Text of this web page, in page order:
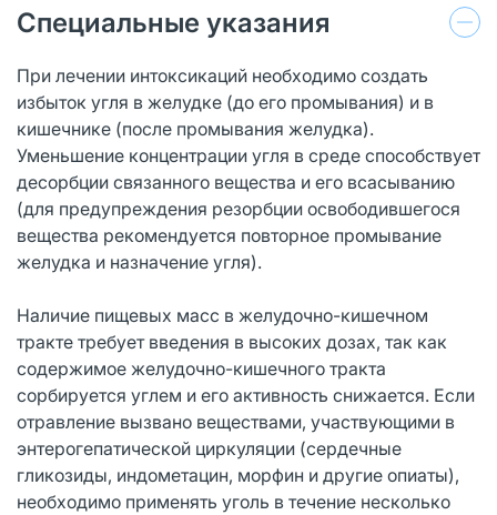
Специальные указания
При лечении интоксикаций необходимо создать
избыток угля в желудке (до его промывания) и в
кишечнике (после промывания желудка).
Уменьшение концентрации угля в среде способствует
десорбции связанного вещества и его всасыванию
(для предупреждения резорбции освободившегося
вещества рекомендуется повторное промывание
желудка и назначение угля).
Наличие пищевых масс в желудочно-­кишечном
тракте требует введения в высоких дозах, так как
содержимое желудочно-кишечного тракта
сорбируется углем и его активность снижается. Если
отравление вызвано веществами, участвующими в
энтерогепатической циркуляции (сердечные
гликозиды, индометацин, морфин и другие опиаты),
необходимо применять уголь в течение несколько